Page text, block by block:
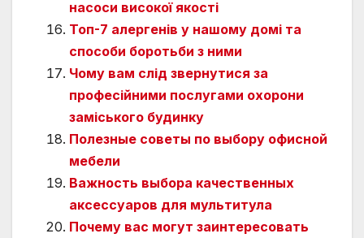
насоси високої якості
Топ-7 алергенів у нашому домі та
способи боротьби з ними
Чому вам слід звернутися за
професійними послугами охорони
заміського будинку
Полезные советы по выбору офисной
мебели
Важность выбора качественных
аксессуаров для мультитула
Почему вас могут заинтересовать